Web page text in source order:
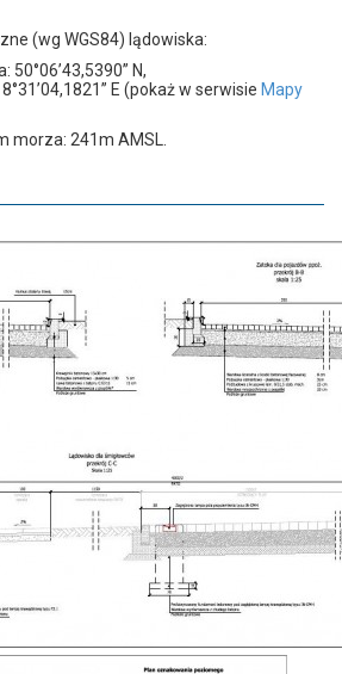
(wg WGS84) lądowiska:
N,
E (pokaż w serwisie Mapy
morza: 241m AMSL.